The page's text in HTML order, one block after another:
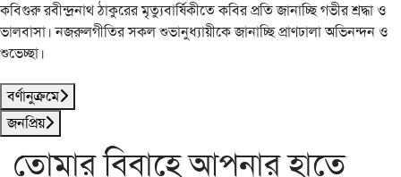
কবিগুরু রবীন্দ্রনাথ ঠাকুরের মৃত্যুবার্ষিকীতে কবির প্রতি জানাচ্ছি গভীর শ্রদ্ধা ও
ভালবাসা। নজরুলগীতির সকল শুভানুধ্যায়ীকে জানাচ্ছি প্রাণঢালা অভিনন্দন ও
শুভেচ্ছা।
বর্ণানুক্রমে
জনপ্রিয়
তোমার বিবাহে আপনার হাতে